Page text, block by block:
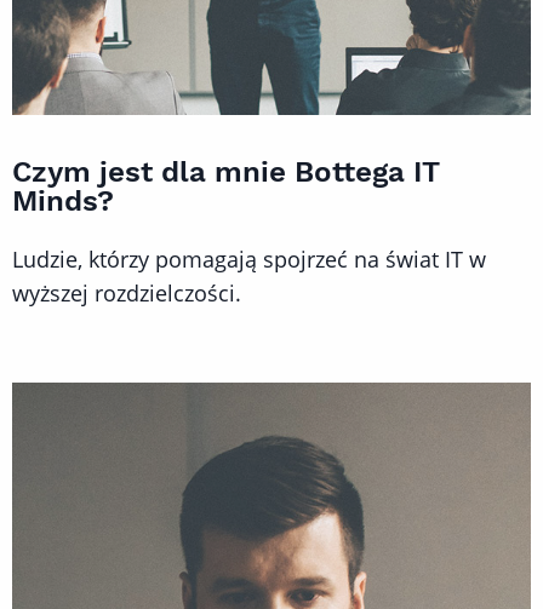
Czym jest dla mnie Bottega IT
Minds?
Ludzie, którzy pomagają spojrzeć na świat IT w
wyższej rozdzielczości.